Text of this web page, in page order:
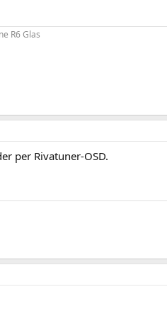
R6 Glas
per Rivatuner-OSD.